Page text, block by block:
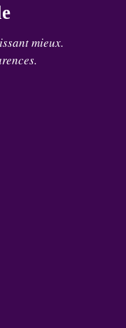
mieux.